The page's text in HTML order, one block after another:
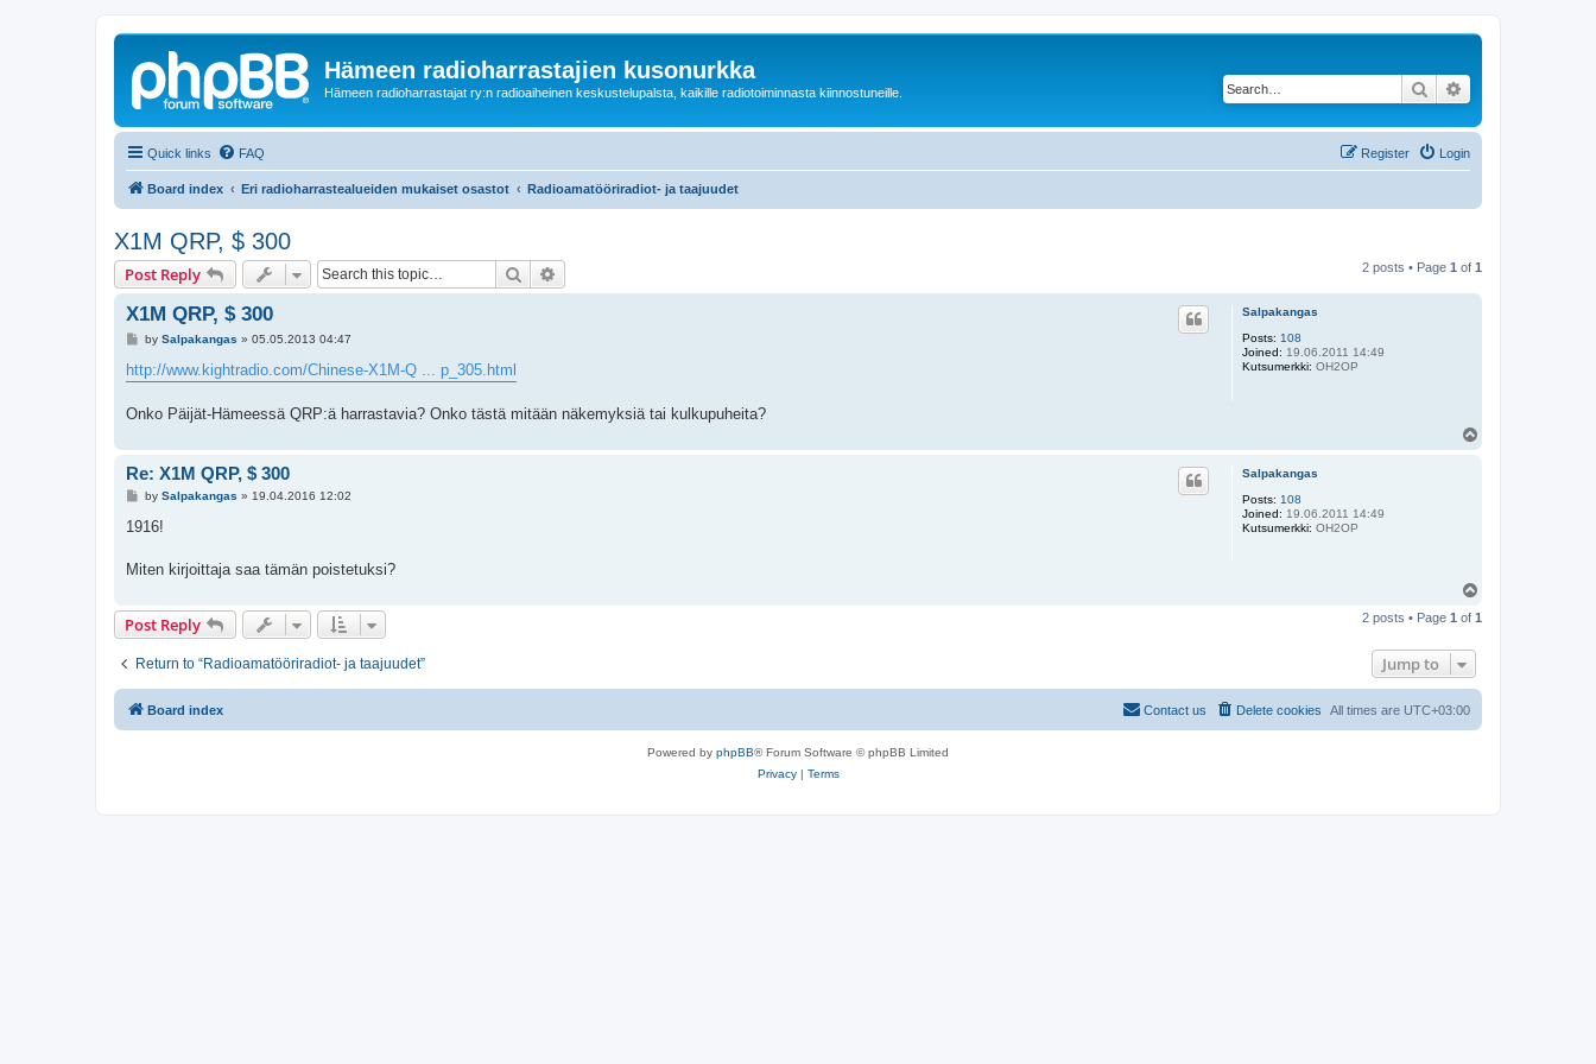
Hämeen radioharrastajien kusonurkka
Hämeen radioharrastajat ry:n radioaiheinen keskustelupalsta, kaikille radiotoiminnasta kiinnostuneille. Search
Quick links FAQ Login
Register
Board index Eri radioharrastealueiden mukaiset osastot Radioamatööriradiot- ja taajuudet
X1M QRP, $ 300
Post Reply Search 2 posts • Page 1 of 1
Salpakangas
Posts: 108
Joined: 19.06.2011 14:49
Kutsumerkki: OH2OP
X1M QRP, $ 300
P
s
t
by Salpakangas » 05.05.2013 04:47
http://www.kightradio.com/Chinese-X1M-Q ... p_305.html
Onko Päijät-Hämeessä QRP:ä harrastavia? Onko tästä mitään näkemyksiä tai kulkupuheita?
Salpakangas
Posts: 108
Joined: 19.06.2011 14:49
Kutsumerkki: OH2OP
Re: X1M QRP, $ 300
P
s
by Salpakangas » 19.04.2016 12:02
1916!
Miten kirjoittaja saa tämän poistetuksi?
p
Post Reply 2 posts • Page 1 of 1
Return to “Radioamatööriradiot- ja taajuudet” Jump to
Board index All times are UTC+03:00
Delete cookies
Contact us
Powered by phpBB® Forum Software © phpBB Limited
Privacy| Terms